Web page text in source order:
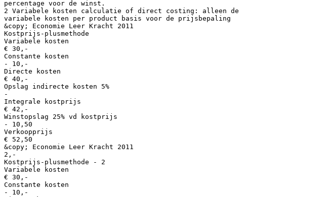
percentage voor de winst.
2 Variabele kosten calculatie of direct costing: alleen de
variabele kosten per product basis voor de prijsbepaling
&copy; Economie Leer Kracht 2011
Kostprijs-plusmethode
Variabele kosten
€ 30,-
Constante kosten
- 10,-
Directe kosten
€ 40,-
Opslag indirecte kosten 5%
-
Integrale kostprijs
€ 42,-
Winstopslag 25% vd kostprijs
- 10,50
Verkoopprijs
€ 52,50
&copy; Economie Leer Kracht 2011
2,-
Kostprijs-plusmethode - 2
Variabele kosten
€ 30,-
Constante kosten
- 10,-